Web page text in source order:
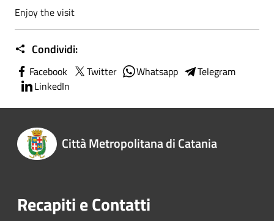
Enjoy the visit
Condividi:
Facebook Twitter Whatsapp
Telegram
LinkedIn
Città Metropolitana di Catania
Recapiti e Contatti